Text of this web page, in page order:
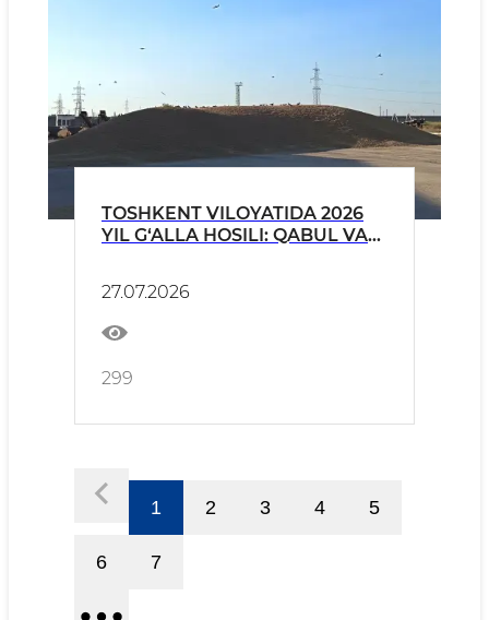
TOSHKENT VILOYATIDA 2026
YIL G‘ALLA HOSILI: QABUL VA
27.07.2026
299
1 2 3 4 5
6 7